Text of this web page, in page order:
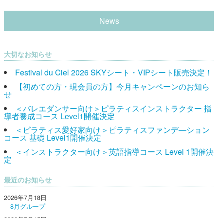
News
大切なお知らせ
Festival du Ciel 2026 SKYシート・VIPシート販売決定！
【初めての方・現会員の方】今月キャンペーンのお知ら
せ
＜バレエダンサー向け＞ピラティスインストラクター 指
導者養成コース Level1開催決定
＜ピラティス愛好家向け＞ピラティスファンデ―ション
コース 基礎 Level1開催決定
＜インストラクター向け＞英語指導コース Level 1開催決
定
最近のお知らせ
2026年7月18日
8月グループ